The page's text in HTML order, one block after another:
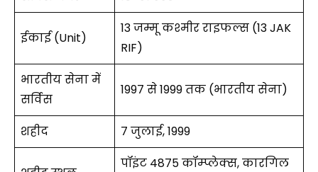
ईकाई (Unit)
13 जम्मू कश्मीर राइफल्स (13 JAK
RIF)
भारतीय सेना में
सर्विस
1997 से 1999 तक (भारतीय सेना)
शहीद 7 जुलाई, 1999
पॉइंट 4875 कॉम्प्लेक्स, कारगिल